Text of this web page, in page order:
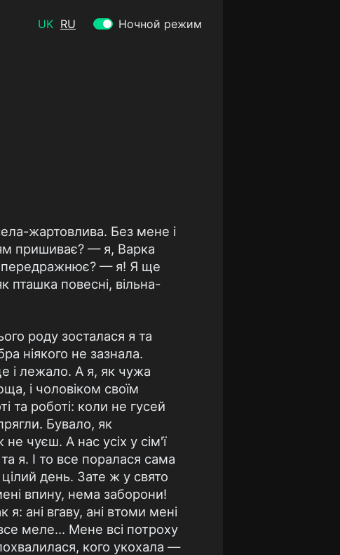
UK RU Ночной режим
жартовлива. Без мене і
пришиває? — я, Варка
передражнює? — я! Я ще
пташка повесні, вільна-
роду зосталася я та
ніякого не зазнала.
і лежало. А я, як чужа
і чоловіком своїм
та роботі: коли не гусей
Бувало, як
чуєш. А нас усіх у сім'ї
я. І то все поралася сама
день. Зате ж у свято
впину, нема заборони!
ані вгаву, ані втоми мені
меле... Мене всі потроху
кого укохала —